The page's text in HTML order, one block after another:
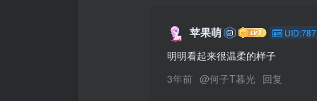
苹果萌 UID:787
明明看起来很温柔的样子
3年前 @何子T暮光 回复